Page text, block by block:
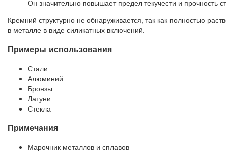
Он значительно повышает предел текучести и прочность
Кремний структурно не обнаруживается, так как полностью
в металле в виде силикатных включений.
Примеры использования
Стали
Алюминий
Бронзы
Латуни
Стекла
Примечания
Марочник металлов и сплавов